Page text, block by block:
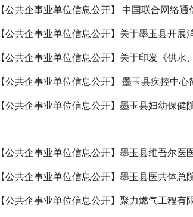
【公共企事业单位信息公开】 中国联合网络
【公共企事业单位信息公开】关于墨玉县开
【公共企事业单位信息公开】关于印发《供
【公共企事业单位信息公开】 墨玉县疾控中心
【公共企事业单位信息公开】墨玉县妇幼保健
【公共企事业单位信息公开】墨玉县维吾尔医
【公共企事业单位信息公开】墨玉县医共体总
【公共企事业单位信息公开】聚力燃气工程有